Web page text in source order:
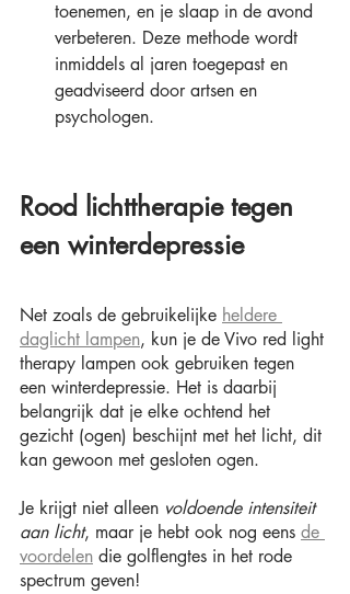
toenemen, en je slaap in de avond
verbeteren. Deze methode wordt
inmiddels al jaren toegepast en
geadviseerd door artsen en
psychologen.
Rood lichttherapie tegen
een winterdepressie
Net zoals de gebruikelijke heldere
daglicht lampen, kun je de Vivo red light
therapy lampen ook gebruiken tegen
een winterdepressie. Het is daarbij
belangrijk dat je elke ochtend het
gezicht (ogen) beschijnt met het licht, dit
kan gewoon met gesloten ogen.
Je krijgt niet alleen voldoende intensiteit
aan licht, maar je hebt ook nog eens de
voordelen die golflengtes in het rode
spectrum geven!